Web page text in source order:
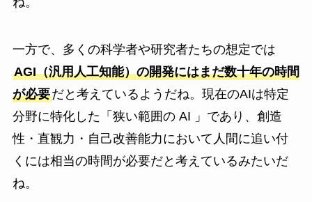
一方で、多くの科学者や研究者たちの想定では
AGI（汎用人工知能）の開発にはまだ数十年の時間
が必要だと考えているようだね。現在のAIは特定
分野に特化した「狭い範囲の AI 」であり、創造
性・直観力・自己改善能力において人間に追い付
くには相当の時間が必要だと考えているみたいだ
ね。